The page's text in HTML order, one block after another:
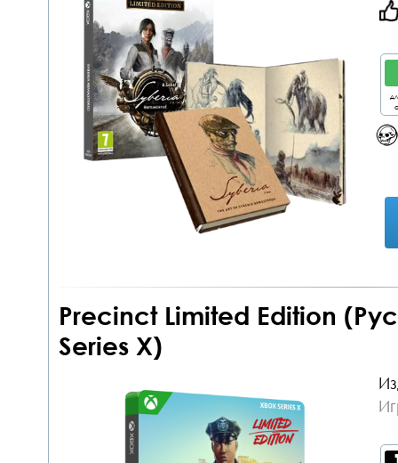
Precinct Limited Edition
Series X)